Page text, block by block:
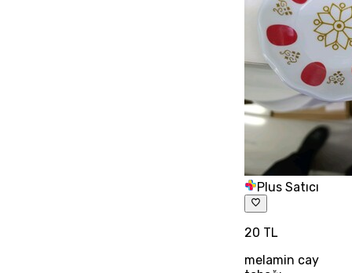
Plus Satıcı
20 TL
melamin cay